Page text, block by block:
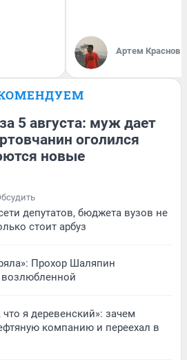
Артем Краснов
5 августа: муж дает
оголился
новые
депутатов, бюджета вузов не
стоит арбуз
Прохор Шаляпин
я деревенский»: зачем
компанию и переехал в